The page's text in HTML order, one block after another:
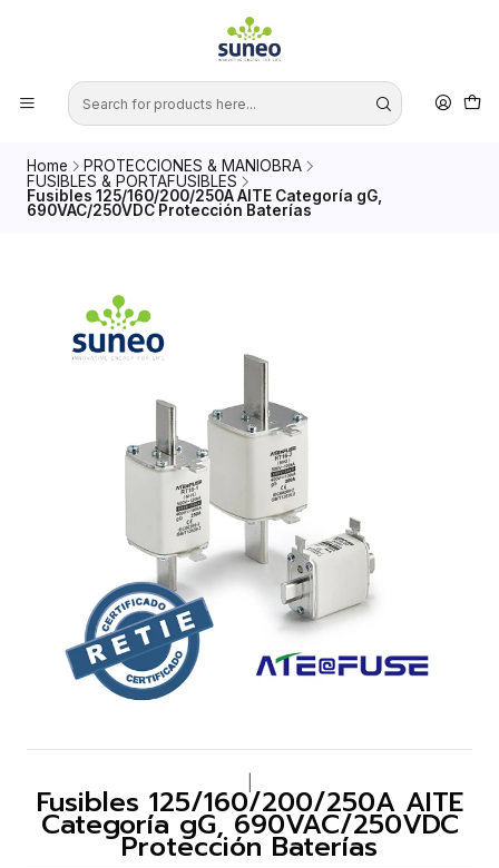
Home
PROTECCIONES & MANIOBRA
FUSIBLES & PORTAFUSIBLES
Fusibles 125/160/200/250A AITE Categoría gG,
690VAC/250VDC Protección Baterías
Fusibles 125/160/200/250A AITE
Categoría gG, 690VAC/250VDC
Protección Baterías